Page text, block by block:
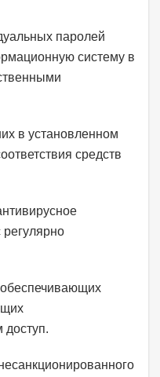
паролей
систему в
в установленном
средств
доступ.